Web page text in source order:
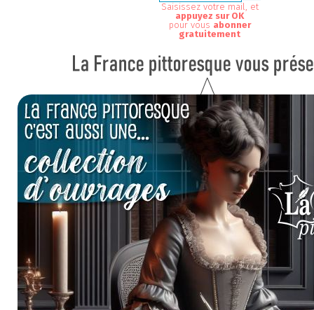
Saisissez votre mail, et
appuyez sur OK
pour vous abonner
gratuitement